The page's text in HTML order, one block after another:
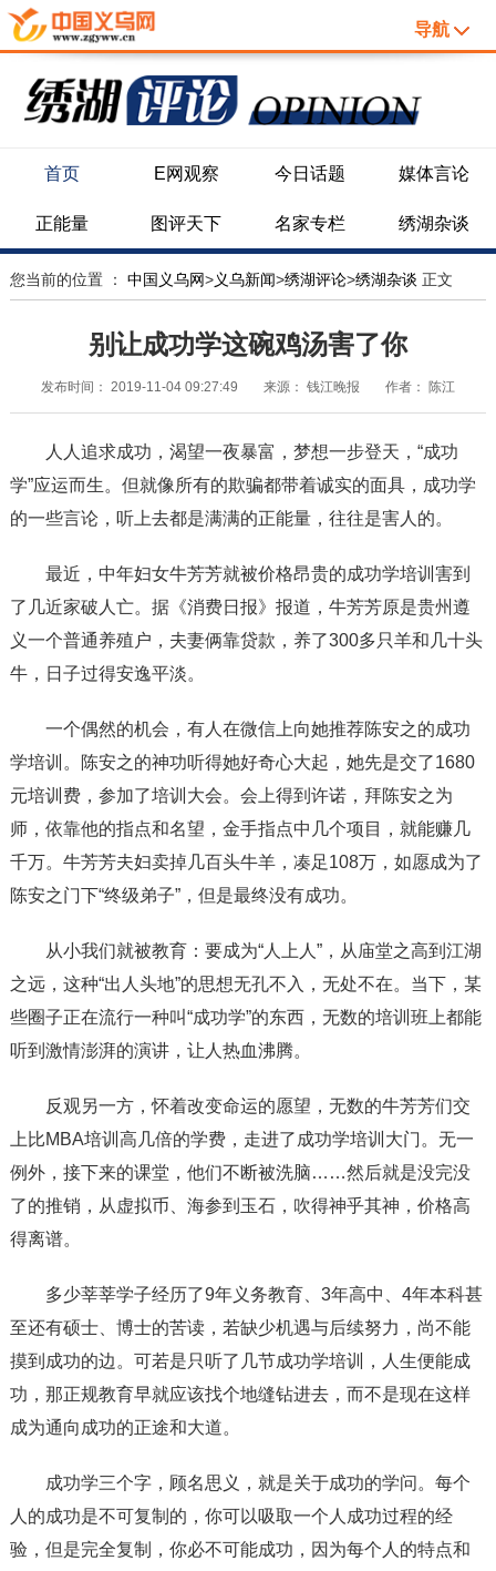
导航
首页 E网观察 今日话题 媒体言论
正能量 图评天下 名家专栏 绣湖杂谈
您当前的位置 ： 中国义乌网>义乌新闻>绣湖评论>绣湖杂谈 正文
别让成功学这碗鸡汤害了你
发布时间： 2019-11-04 09:27:49 来源： 钱江晚报 作者： 陈江
人人追求成功，渴望一夜暴富，梦想一步登天，“成功
学”应运而生。但就像所有的欺骗都带着诚实的面具，成功学
的一些言论，听上去都是满满的正能量，往往是害人的。
最近，中年妇女牛芳芳就被价格昂贵的成功学培训害到
了几近家破人亡。据《消费日报》报道，牛芳芳原是贵州遵
义一个普通养殖户，夫妻俩靠贷款，养了300多只羊和几十头
牛，日子过得安逸平淡。
一个偶然的机会，有人在微信上向她推荐陈安之的成功
学培训。陈安之的神功听得她好奇心大起，她先是交了1680
元培训费，参加了培训大会。会上得到许诺，拜陈安之为
师，依靠他的指点和名望，金手指点中几个项目，就能赚几
千万。牛芳芳夫妇卖掉几百头牛羊，凑足108万，如愿成为了
陈安之门下“终级弟子”，但是最终没有成功。
从小我们就被教育：要成为“人上人”，从庙堂之高到江湖
之远，这种“出人头地”的思想无孔不入，无处不在。当下，某
些圈子正在流行一种叫“成功学”的东西，无数的培训班上都能
听到激情澎湃的演讲，让人热血沸腾。
反观另一方，怀着改变命运的愿望，无数的牛芳芳们交
上比MBA培训高几倍的学费，走进了成功学培训大门。无一
例外，接下来的课堂，他们不断被洗脑……然后就是没完没
了的推销，从虚拟币、海参到玉石，吹得神乎其神，价格高
得离谱。
多少莘莘学子经历了9年义务教育、3年高中、4年本科甚
至还有硕士、博士的苦读，若缺少机遇与后续努力，尚不能
摸到成功的边。可若是只听了几节成功学培训，人生便能成
功，那正规教育早就应该找个地缝钻进去，而不是现在这样
成为通向成功的正途和大道。
成功学三个字，顾名思义，就是关于成功的学问。每个
人的成功是不可复制的，你可以吸取一个人成功过程的经
验，但是完全复制，你必不可能成功，因为每个人的特点和